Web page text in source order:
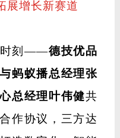
的战略分享，
内容“接地气、够
经营发展指明了